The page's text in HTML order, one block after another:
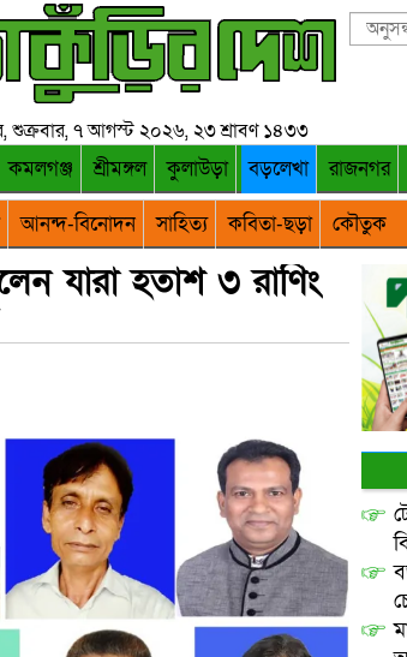
শুক্রবার, ৭ আগস্ট ২০২৬, ২৩ শ্রাবণ ১৪৩৩
কমলগঞ্জ শ্রীমঙ্গল কুলাউড়া বড়লেখা রাজনগর
আনন্দ-বিনোদন সাহিত্য কবিতা-ছড়া কৌতুক
যারা হতাশ ৩ রাণিং